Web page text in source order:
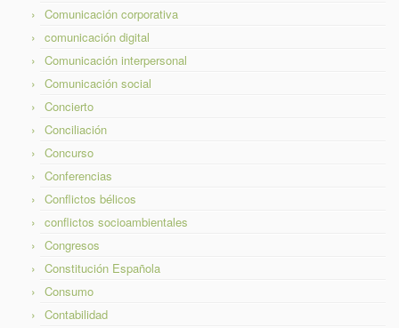
Comunicación corporativa
comunicación digital
Comunicación interpersonal
Comunicación social
Concierto
Conciliación
Concurso
Conferencias
Conflictos bélicos
conflictos socioambientales
Congresos
Constitución Española
Consumo
Contabilidad